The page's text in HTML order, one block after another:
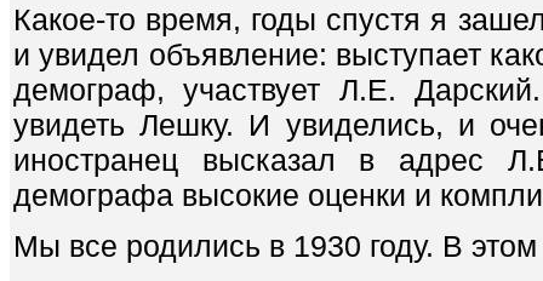
Какое-то время, годы спустя я
и увидел объявление: выступает
демограф, участвует Л.Е.
увидеть Лешку. И увиделись, и
иностранец высказал в адрес
демографа высокие оценки и
Мы все родились в 1930 году. В